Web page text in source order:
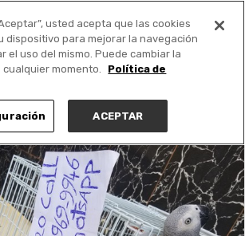
PUBLICA GRATIS +
usted acepta que las cookies
dispositivo para mejorar la navegación
el uso del mismo. Puede cambiar la
momento.
Política de
ACEPTAR